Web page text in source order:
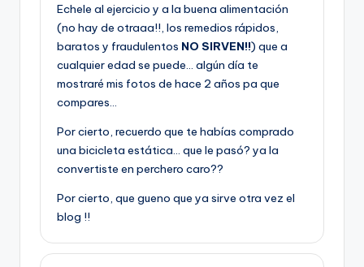
Echele al ejercicio y a la buena alimentación
(no hay de otraaa!!, los remedios rápidos,
baratos y fraudulentos NO SIRVEN!!) que a
cualquier edad se puede… algún dí­a te
mostraré mis fotos de hace 2 años pa que
compares…
Por cierto, recuerdo que te habí­as comprado
una bicicleta estática… que le pasó? ya la
convertiste en perchero caro??
Por cierto, que gueno que ya sirve otra vez el
blog !!